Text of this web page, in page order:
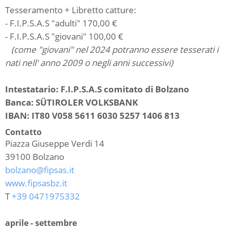
Tesseramento + Libretto catture:
- F.I.P.S.A.S "adulti" 170,00 €
- F.I.P.S.A.S "giovani" 100,00 €
(come "giovani" nel 2024 potranno essere tesserati i
nati nell' anno 2009 o negli anni successivi)
Intestatario: F.I.P.S.A.S comitato di Bolzano
Banca: SÜTIROLER VOLKSBANK
IBAN: IT80 V058 5611 6030 5257 1406 813
Contatto
Piazza Giuseppe Verdi 14
39100 Bolzano
bolzano@fipsas.it
www.fipsasbz.it
T+39 0471975332
aprile - settembre